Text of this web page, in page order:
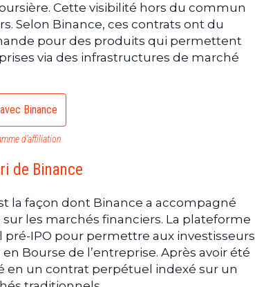
Cette visibilité hors du commun
Selon Binance, ces contrats ont du
pour des produits qui permettent
via des infrastructures de marché
Binance
d’affiliation
de Binance
la façon dont Binance a accompagné
sur les marchés financiers. La plateforme
IPO pour permettre aux investisseurs
Bourse de l’entreprise. Après avoir été
en un contrat perpétuel indexé sur un